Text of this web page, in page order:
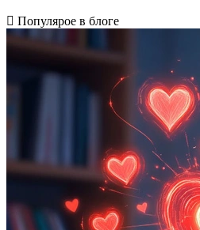
Популярое в блоге